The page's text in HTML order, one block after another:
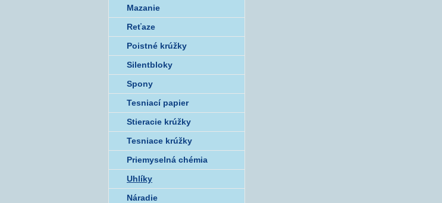
Mazanie
Reťaze
Poistné krúžky
Silentbloky
Spony
Tesniací papier
Stieracie krúžky
Tesniace krúžky
Priemyselná chémia
Uhlíky
Náradie